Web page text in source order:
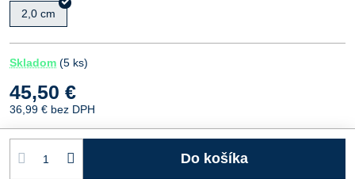
2,0 cm
Skladom (5 ks)
45,50 €
36,99 € bez DPH
Do košíka